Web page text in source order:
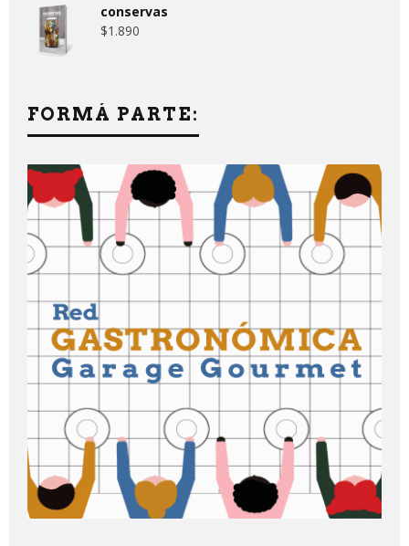
conservas
$1.890
FORMÁ PARTE: